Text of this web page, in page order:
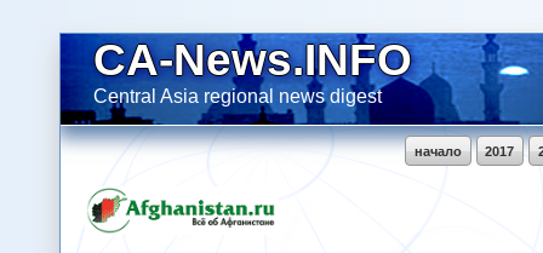
CA-News.INFO
Central Asia regional news digest
2017
начало